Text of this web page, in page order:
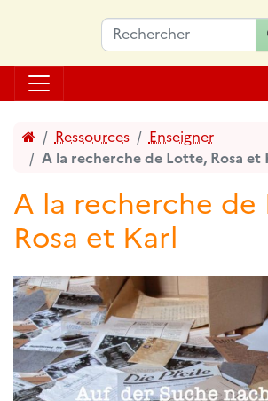
Accueil
Ressources
Enseigner
A la recherche de Lotte, Rosa et
A la recherche de
Rosa et Karl